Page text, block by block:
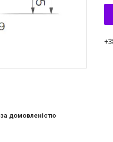
за домовленістю